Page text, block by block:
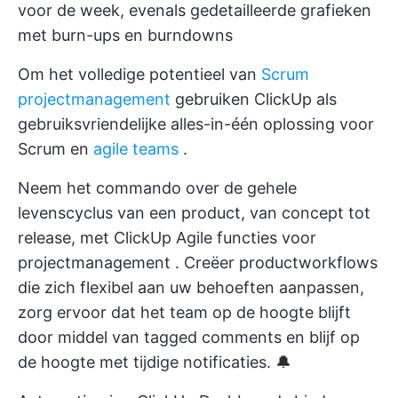
voor de week, evenals gedetailleerde grafieken
met burn-ups en burndowns
Om het volledige potentieel van Scrum
projectmanagement gebruiken ClickUp als
gebruiksvriendelijke alles-in-één oplossing voor
Scrum en agile teams .
Neem het commando over de gehele
levenscyclus van een product, van concept tot
release, met ClickUp Agile functies voor
projectmanagement . Creëer productworkflows
die zich flexibel aan uw behoeften aanpassen,
zorg ervoor dat het team op de hoogte blijft
door middel van tagged comments en blijf op
de hoogte met tijdige notificaties. 🔔